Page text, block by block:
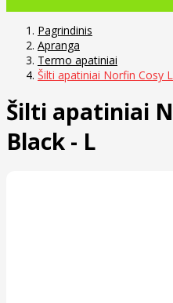
Pagrindinis
Apranga
Termo apatiniai
Šilti apatiniai Norfin Cosy
Šilti apatiniai
Black - L